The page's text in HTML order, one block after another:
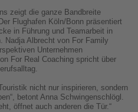
zeigt die ganze Bandbreite
Flughafen Köln/Bonn präsentiert
in Führung und Teamarbeit in
Nadja Albrecht von For Family
Unternehmen
For Real Coaching spricht über
nicht nur inspirieren, sondern
betont Anna Schwingenschlögl.
öffnet auch anderen die Tür.“